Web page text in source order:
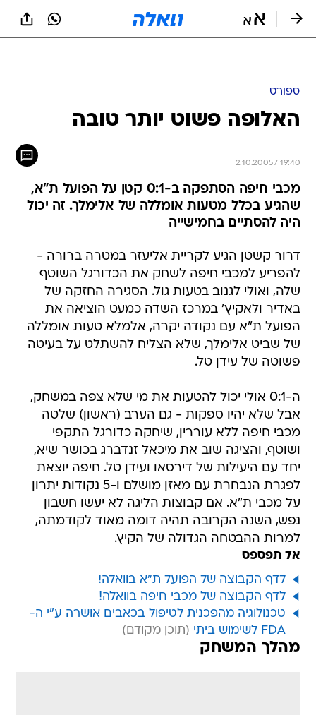
ספורט
האלופה פשוט יותר טובה
2.10.2005 / 19:40
מכבי חיפה הסתפקה ב-0:1 קטן על הפועל ת"א,
שהגיע בכלל מטעות אומללה של אלימלך. זה יכול
היה להסתיים בחמישייה
דרור קשטן הגיע לקריית אליעזר במטרה ברורה -
להפריע למכבי חיפה לשחק את הכדורגל השוטף
שלה, ואולי לגנוב בטעות גול. הסגירה החזקה של
באדיר ולאקיץ' במרכז השדה כמעט הוציאה את
הפועל ת"א עם נקודה יקרה, אלמלא טעות אומללה
של שביט אלימלך, שלא הצליח להשתלט על בעיטה
פשוטה של עידן טל.
ה-0:1 אולי יכול להטעות את מי שלא צפה במשחק,
אבל שלא יהיו ספקות - גם הערב (ראשון) שלטה
מכבי חיפה ללא עוררין, שיחקה כדורגל התקפי
ושוטף, והציגה שוב את מיכאל זנדברג בכושר שיא,
יחד עם היעילות של דירסאו ועידן טל. חיפה יוצאת
לפגרת הנבחרת עם מאזן מושלם ו-5 נקודות יתרון
על מכבי ת"א. אם קבוצות הליגה לא יעשו חשבון
נפש, השנה הקרובה תהיה דומה מאוד לקודמתה,
למרות ההבטחה הגדולה של הקיץ.
אל תפספס
לדף הקבוצה של הפועל ת"א בוואלה!
לדף הקבוצה של מכבי חיפה בוואלה!
טכנולוגיה מהפכנית לטיפול בכאבים אושרה ע"י ה-
FDA לשימוש ביתי
מהלך המשחק